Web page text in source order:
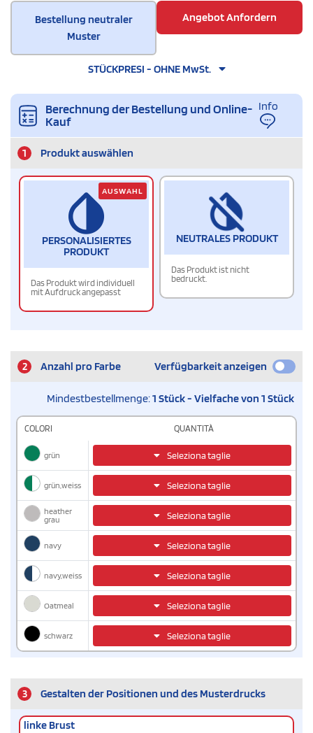
Bestellung neutraler
Muster
Angebot Anfordern
STÜCKPRESI - OHNE MwSt.
Berechnung der Bestellung und Online-
Kauf
Info
1 Produkt auswählen
PERSONALISIERTES
PRODUKT
Das Produkt wird individuell
mit Aufdruck angepasst
AUSWAHL
NEUTRALES PRODUKT
Das Produkt ist nicht
bedruckt.
2 Anzahl pro Farbe Verfügbarkeit anzeigen
Mindestbestellmenge:1 Stück - Vielfache von 1 Stück
COLORI QUANTITÀ
grün Seleziona taglie
grün,weiss Seleziona taglie
heather
grau
Seleziona taglie
navy Seleziona taglie
navy,weiss Seleziona taglie
Oatmeal Seleziona taglie
schwarz Seleziona taglie
3 Gestalten der Positionen und des Musterdrucks
linke Brust